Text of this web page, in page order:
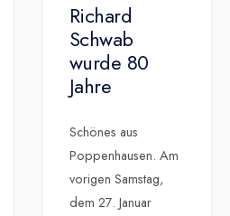
Richard
Schwab
wurde 80
Jahre
Schönes aus
Poppenhausen. Am
vorigen Samstag,
dem 27. Januar